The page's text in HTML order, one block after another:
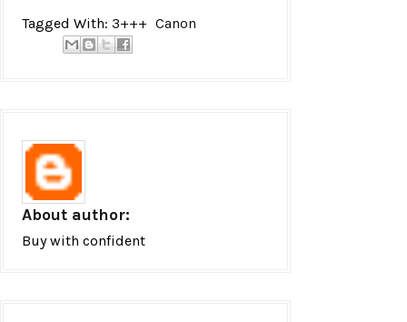
Tagged With: 3+++ Canon
About author:
Buy with confident